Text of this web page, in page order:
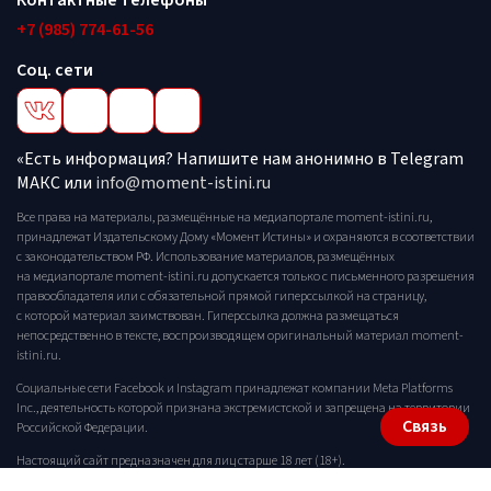
+7 (985) 774-61-56
Соц. сети
«Есть информация? Напишите нам анонимно в Telegram
МАКС или info@moment-istini.ru
Все права на материалы, размещённые на медиапортале moment-istini.ru,
принадлежат Издательскому Дому «Момент Истины» и охраняются в соответствии
с законодательством РФ. Использование материалов, размещённых
на медиапортале moment-istini.ru допускается только с письменного разрешения
правообладателя или с обязательной прямой гиперссылкой на страницу,
с которой материал заимствован. Гиперссылка должна размещаться
непосредственно в тексте, воспроизводящем оригинальный материал moment-
istini.ru.
Социальные сети Facebook и Instagram принадлежат компании Meta Platforms
Inc., деятельность которой признана экстремистской и запрещена на территории
Российской Федерации.
Настоящий сайт предназначен для лиц старше 18 лет (18+).
Связь